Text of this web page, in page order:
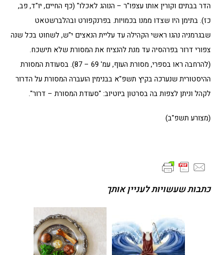
הדר בבתים וקורין אותו עצפו"ר – הנוהג לאכלו" (כף החיים, יו"ד, פב,
כז). בתימן היו שצדו ממנו בכמויות. בפרנקפורט ובהלברשטאט
שבגרמניה נהגו ראשי הקהילה עד עליית הנאצים י"ש, לשחוט בכל שנה
צפורי דרור בפרהסיה עד מנת להנציח את המסורת שלא תישכח.
(להרחבה ראו בספרי, מסורת העוף, עמ' 69 – 87). בסעודת המסורת
ההיסטורית שנערכה בקיץ תשפ"א בבנימין הועברה המסורת על הדרור
לקהל וניתן לצפות בה בסרטון ביוטיוב: "סעודת המסורת – דרור".
(מצורע תשפ"ב)
כתבות שעשויות לעניין אותך